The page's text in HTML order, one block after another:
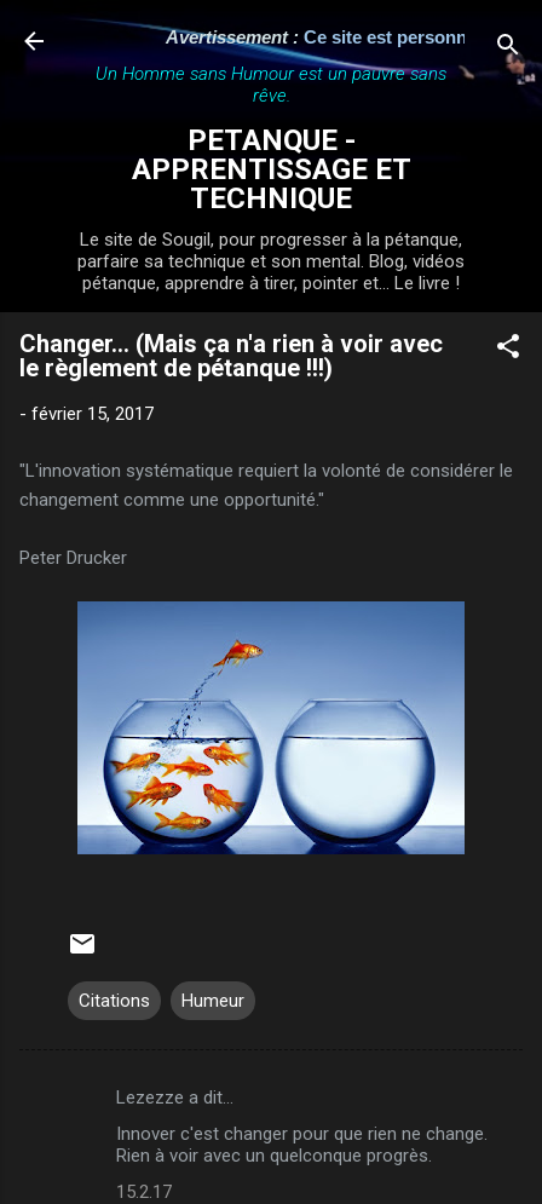
Accéder au contenu principal
Avertissement : Ce site est personnel,
Un Homme sans Humour est un pauvre sans
rêve.
PETANQUE -
APPRENTISSAGE ET
TECHNIQUE
Le site de Sougil, pour progresser à la pétanque,
parfaire sa technique et son mental. Blog, vidéos
pétanque, apprendre à tirer, pointer et... Le livre !
Changer... (Mais ça n'a rien à voir avec
le règlement de pétanque !!!)
- février 15, 2017
"L'innovation systématique requiert la volonté de considérer le
changement comme une opportunité."
Peter Drucker
Citations Humeur
Lezezze a dit…
Innover c'est changer pour que rien ne change.
Rien à voir avec un quelconque progrès.
15.2.17